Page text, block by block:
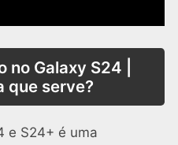
Galaxy S24 |
que serve?
e S24+ é uma